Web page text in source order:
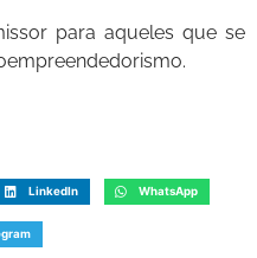
para aqueles que se
LinkedIn WhatsApp